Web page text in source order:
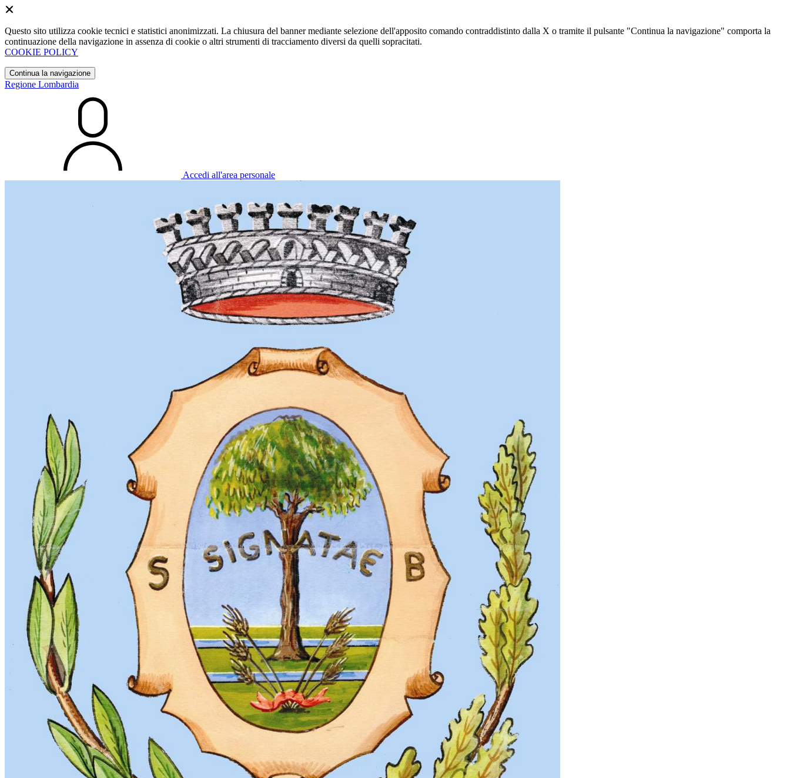
Questo sito utilizza cookie tecnici e statistici anonimizzati. La chiusura del banner mediante selezione dell'apposito comando contraddistinto dalla X o tramite il pulsante "Continua la navigazione" comporta la
continuazione della navigazione in assenza di cookie o altri strumenti di tracciamento diversi da quelli sopracitati.
COOKIE POLICY
Continua la navigazione
Regione Lombardia
Accedi all'area personale